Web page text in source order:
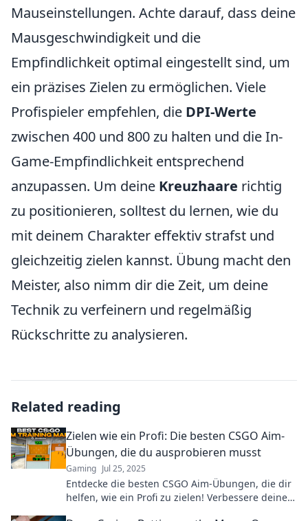
Mauseinstellungen. Achte darauf, dass deine
Mausgeschwindigkeit und die
Empfindlichkeit optimal eingestellt sind, um
ein präzises Zielen zu ermöglichen. Viele
Profispieler empfehlen, die DPI-Werte
zwischen 400 und 800 zu halten und die In-
Game-Empfindlichkeit entsprechend
anzupassen. Um deine Kreuzhaare richtig
zu positionieren, solltest du lernen, wie du
mit deinem Charakter effektiv strafst und
gleichzeitig zielen kannst. Übung macht den
Meister, also nimm dir die Zeit, um deine
Technik zu verfeinern und regelmäßig
Rückschritte zu analysieren.
Related reading
Zielen wie ein Profi: Die besten CSGO Aim-
Übungen, die du ausprobieren musst
Gaming Jul 25, 2025
Entdecke die besten CSGO Aim-Übungen, die dir
helfen, wie ein Profi zu zielen! Verbessere deine